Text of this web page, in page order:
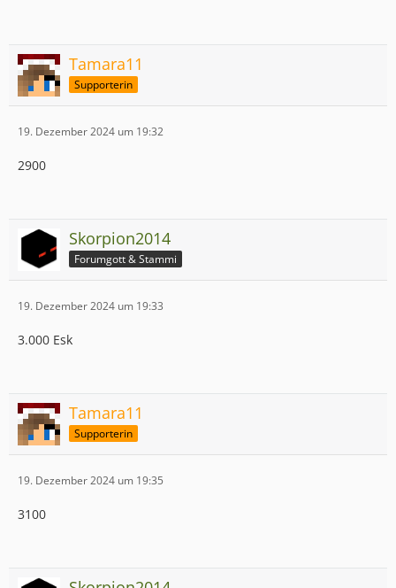
Tamara11
Supporterin
19. Dezember 2024 um 19:32
2900
Skorpion2014
Forumgott & Stammi
19. Dezember 2024 um 19:33
3.000 Esk
Tamara11
Supporterin
19. Dezember 2024 um 19:35
3100